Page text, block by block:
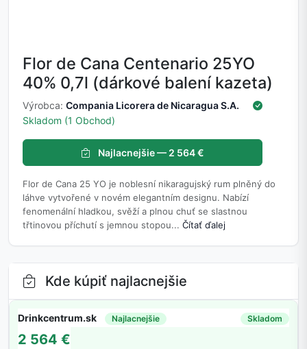
Flor de Cana Centenario 25YO
40% 0,7l (dárkové balení kazeta)
Výrobca: Compania Licorera de Nicaragua S.A.
Skladom (1 Obchod)
Najlacnejšie — 2 564 €
Flor de Cana 25 YO je noblesní nikaragujský rum plněný do
láhve vytvořené v novém elegantním designu. Nabízí
fenomenální hladkou, svěží a plnou chuť se slastnou
třtinovou příchutí s jemnou stopou... Čítať ďalej
Kde kúpiť najlacnejšie
Drinkcentrum.sk Najlacnejšie Skladom
2 564 €